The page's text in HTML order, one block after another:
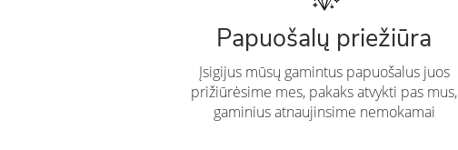
Papuošalų priežiūra
Įsigijus mūsų gamintus papuošalus juos
prižiūrėsime mes, pakaks atvykti pas mus,
gaminius atnaujinsime nemokamai